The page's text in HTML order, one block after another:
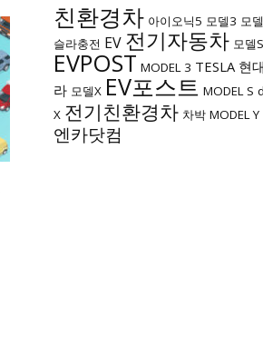
친환경차 아이오닉5 모델3 모
슬라충전 EV 전기자동차 모델S
EVPOST MODEL 3 TESLA 현
라 모델X EV포스트 MODEL S
X 전기친환경차 차박 MODEL Y
엔카닷컴